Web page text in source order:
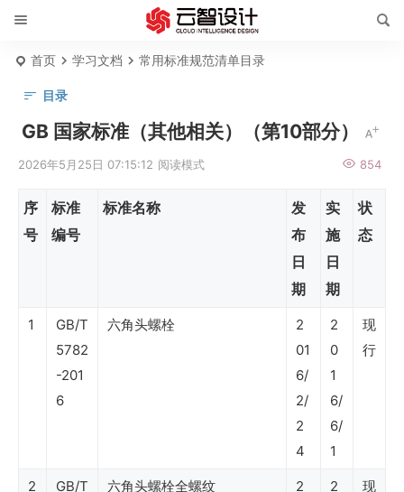
国
家
首页 学习文档 常用标准规范清单目录
目录
GB 国家标准（其他相关）（第10部分）
2026年5月25日 07:15:12 854
阅读模式
序
号
标准
编号
标准名称
发
布
日
期
实
施
日
期
状
态
1
GB/T
5782
-201
6
六角头螺栓
2
01
6/
2/
2
4
2
0
1
6/
6/
1
现
行
2
GB/T
六角头螺栓全螺纹
2
2
现